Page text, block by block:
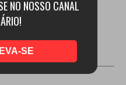
horas de duração.
NO NOSSO CANAL
SE